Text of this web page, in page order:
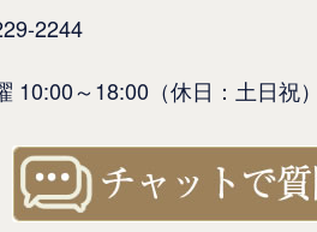
2244
10:00～18:00（休日：土日祝）